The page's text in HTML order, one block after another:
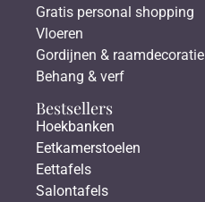
Gratis personal shopping
Vloeren
Gordijnen & raamdecoratie
Behang & verf
Bestsellers
Hoekbanken
Eetkamerstoelen
Eettafels
Salontafels